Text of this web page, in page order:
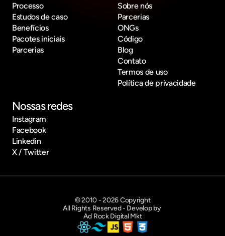
Processo
Estudos de caso
Benefícios
Pacotes iniciais
Parcerias
Sobre nós
Parcerias
ONGs
Código
Blog
Contato
Termos de uso
Política de privacidade
Nossas redes
Instagram
Facebook
Linkedin
X / Twitter
© 2010 - 2026 Copyright
All Rights Reserved - Develop by
Ad Rock Digital Mkt